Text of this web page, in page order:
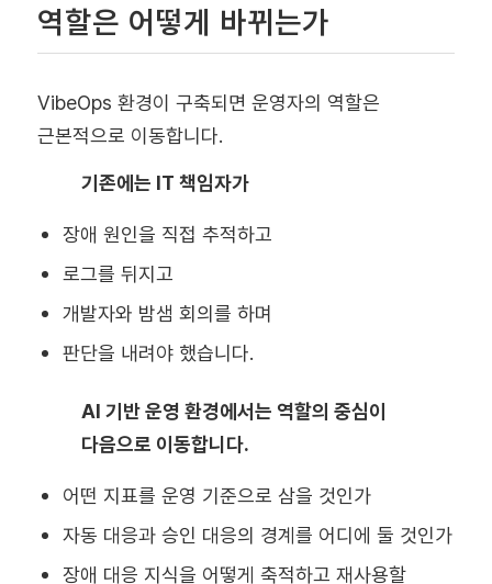
역할은 어떻게 바뀌는가
VibeOps 환경이 구축되면 운영자의 역할은
근본적으로 이동합니다.
기존에는 IT 책임자가
장애 원인을 직접 추적하고
로그를 뒤지고
개발자와 밤샘 회의를 하며
판단을 내려야 했습니다.
AI 기반 운영 환경에서는 역할의 중심이
다음으로 이동합니다.
어떤 지표를 운영 기준으로 삼을 것인가
자동 대응과 승인 대응의 경계를 어디에 둘 것인가
장애 대응 지식을 어떻게 축적하고 재사용할